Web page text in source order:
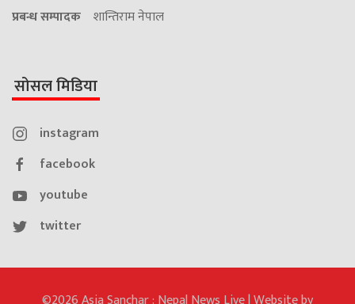
प्रबन्ध सम्पादक शान्तिराम नेपाल
सोसल मिडिया
instagram
facebook
youtube
twitter